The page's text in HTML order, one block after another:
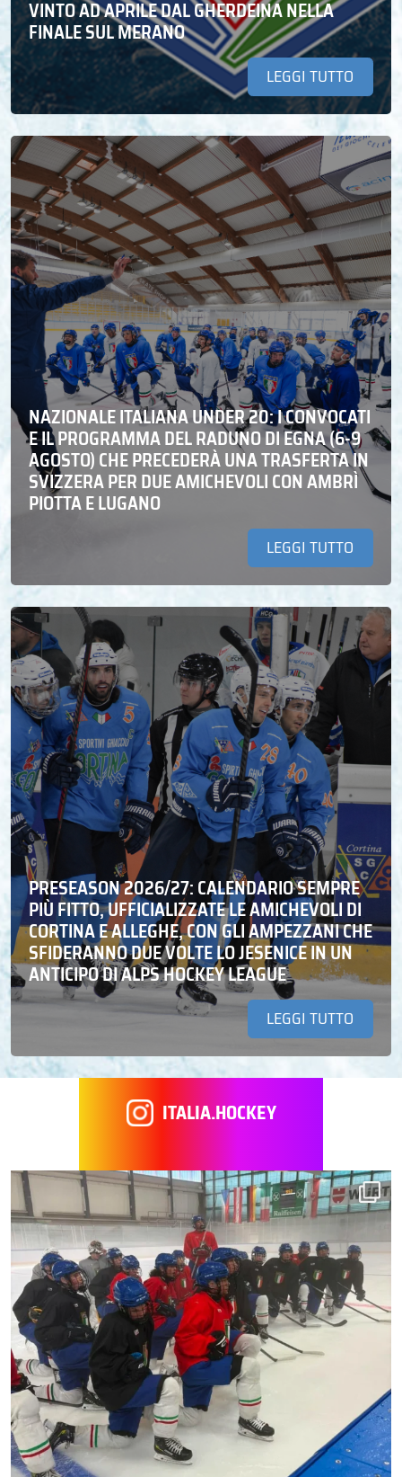
VINTO AD APRILE DAL GHERDEINA NELLA
FINALE SUL MERANO
LEGGI TUTTO
NAZIONALE ITALIANA UNDER 20: I CONVOCATI
E IL PROGRAMMA DEL RADUNO DI EGNA (6-9
AGOSTO) CHE PRECEDERÀ UNA TRASFERTA IN
SVIZZERA PER DUE AMICHEVOLI CON AMBRÌ
PIOTTA E LUGANO
LEGGI TUTTO
PRESEASON 2026/27: CALENDARIO SEMPRE
PIÙ FITTO, UFFICIALIZZATE LE AMICHEVOLI DI
CORTINA E ALLEGHE, CON GLI AMPEZZANI CHE
SFIDERANNO DUE VOLTE LO JESENICE IN UN
ANTICIPO DI ALPS HOCKEY LEAGUE
LEGGI TUTTO
ITALIA.HOCKEY